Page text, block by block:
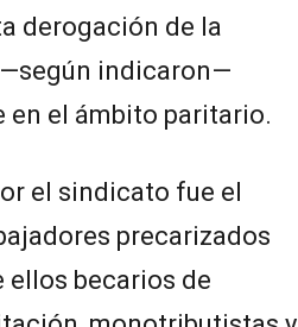
derogación de la
—según indicaron—
en el ámbito paritario.
el sindicato fue el
precarizados
becarios de